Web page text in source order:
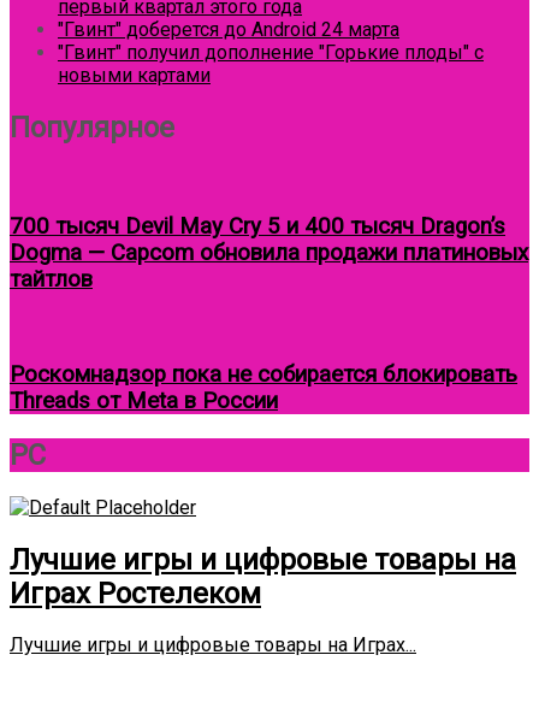
первый квартал этого года
"Гвинт" доберется до Android 24 марта
"Гвинт" получил дополнение "Горькие плоды" с
новыми картами
Популярное
700 тысяч Devil May Cry 5 и 400 тысяч Dragon’s
Dogma — Capcom обновила продажи платиновых
тайтлов
Роскомнадзор пока не собирается блокировать
Threads от Meta в России
Круговой
фокус
PC
Лучшие игры и цифровые товары на
Играх Ростелеком
Лучшие игры и цифровые товары на Играх...